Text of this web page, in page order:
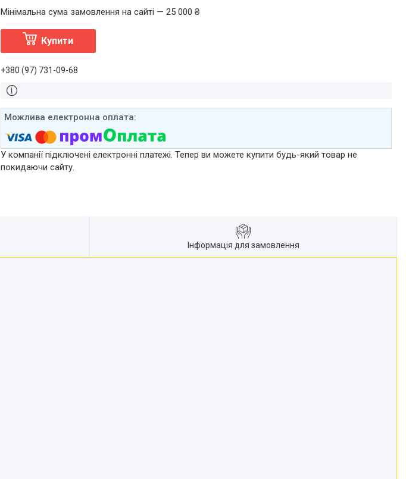
Мінімальна сума замовлення на сайті — 25 000 ₴
Купити
+380 (97) 731-09-68
У компанії підключені електронні платежі. Тепер ви можете купити будь-який товар не
покидаючи сайту.
Інформація для замовлення